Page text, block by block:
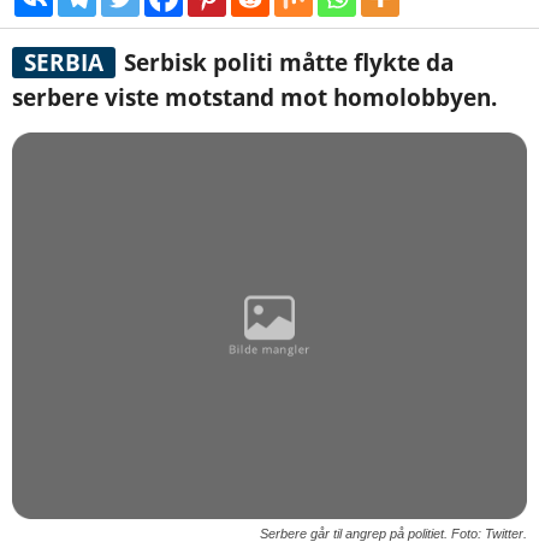
SERBIA
Serbisk politi måtte flykte da
serbere viste motstand mot homolobbyen.
Serbere går til angrep på politiet. Foto: Twitter.